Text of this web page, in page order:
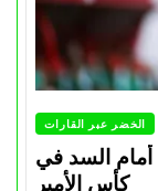
الخضر عبر القارات
السد في
كأس الأمير